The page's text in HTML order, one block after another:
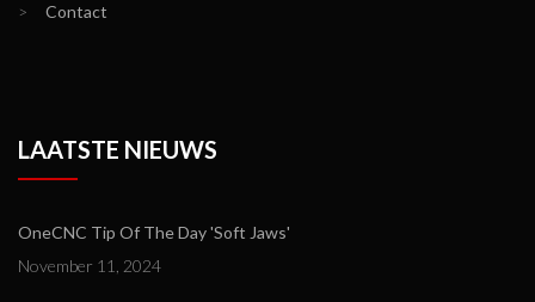
> Contact
LAATSTE NIEUWS
OneCNC Tip Of The Day 'Soft Jaws'
November 11, 2024